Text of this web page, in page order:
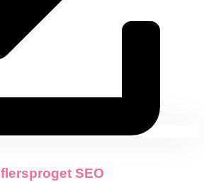
flersproget SEO